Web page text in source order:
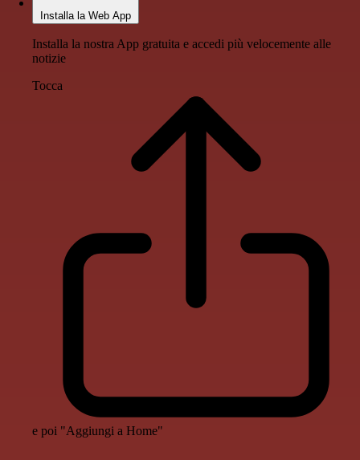
Installa la Web App
Installa la nostra App gratuita e accedi più velocemente alle
notizie
Tocca
e poi "Aggiungi a Home"